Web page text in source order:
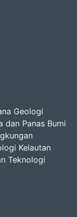
Geologi
dan Panas Bumi
Kelautan
Teknologi